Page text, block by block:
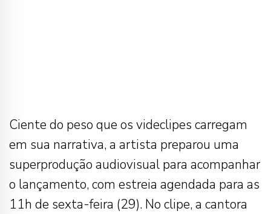
Ciente do peso que os videclipes carregam
em sua narrativa, a artista preparou uma
superprodução audiovisual para acompanhar
o lançamento, com estreia agendada para as
11h de sexta-feira (29). No clipe, a cantora